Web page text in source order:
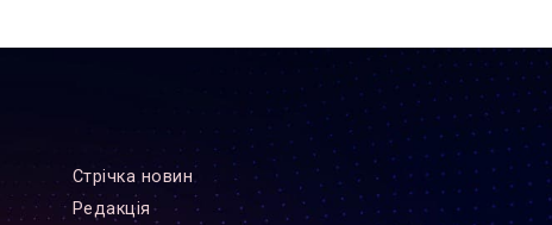
Стрiчка новин
Редакцiя